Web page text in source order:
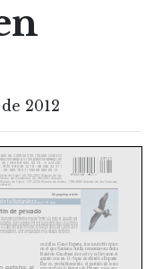
2012
de Correos 233 / 33080 OVIEDO
/ lnepublicidad@epi.es
45 / Fax 98 534 52 73 !
AVILÉS:
Telfs. 98 546 14 16 - 98 545 24 21 /
- 98 569 76 57 / Fax 98 569 88 12
de Gijón), AS-752-2001 (Edición de Avi-
del Occidente), AS-755-2001 (Edición
de Gijón), 1131-8244 (Edición de Avilés), 1136-4955 (Edición de las Cuencas),
cuclillas. Ganó España, tras un doble épico
en el que Santana-Arilla remontaron contra
Ralston-Graebner dos sets y se llevaron el
quinto con un 11-9 que desbordó a España.
Ése es, probablemente, el partido de tenis
más épico de la historia de España, y eso que,
de la Naturaleza por L. M. Arce
charranes patinegros en paso frente a la costa es atacado por
que cooperan entre sí para seleccionar una víctima
Al cabo de varios minutos, el charrán deja caer su pesca y se
ahora enzarzados en la disputa del botín.
de pescado
Un págalo parásito.
estaba al